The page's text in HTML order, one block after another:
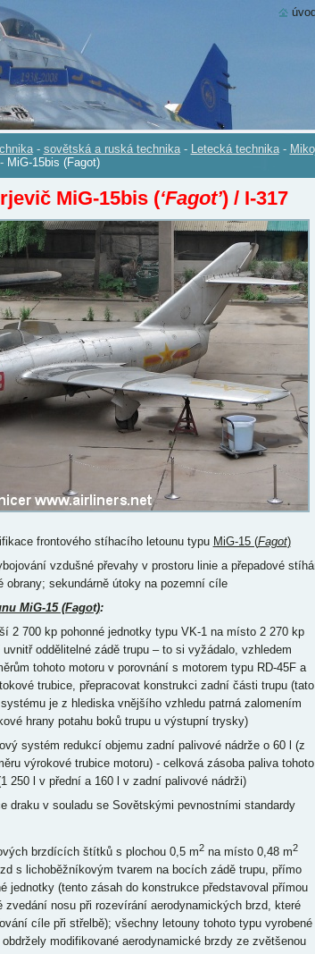
- sovětská a ruská technika - Letecká technika -
- MiG-15bis (Fagot)
MiG-15bis (‘Fagot’) / I-317
frontového stíhacího letounu typu MiG-15 (Fagot)
vzdušné převahy v prostoru linie a přepadové
obrany; sekundárně útoky na pozemní cíle
MiG-15 (Fagot):
2 700 kp pohonné jednotky typu VK-1 na místo 2 270 kp
oddělitelné zádě trupu – to si vyžádalo, vzhledem
tohoto motoru v porovnání s motorem typu RD-45F a
trubice, přepracovat konstrukci zadní části trupu (tato
je z hlediska vnějšího vzhledu patrná zalomením
hrany potahu boků trupu u výstupní trysky)
systém redukcí objemu zadní palivové nádrže o 60 l (z
výrokové trubice motoru) - celková zásoba paliva tohoto
250 l v přední a 160 l v zadní palivové nádrži)
draku v souladu se Sovětskými pevnostními standardy
brzdících štítků s plochou 0,5 m2na místo 0,48 m2
s lichoběžníkovým tvarem na bocích zádě trupu, přímo
jednotky (tento zásah do konstrukce představoval přímou
zvedání nosu při rozevírání aerodynamických brzd, které
cíle při střelbě); všechny letouny tohoto typu vyrobené
modifikované aerodynamické brzdy ze zvětšenou